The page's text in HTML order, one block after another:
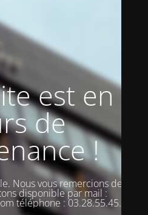
est en
de
!
Nous vous remercions de votre
disponible par mail :
téléphone : 03.28.55.45.00